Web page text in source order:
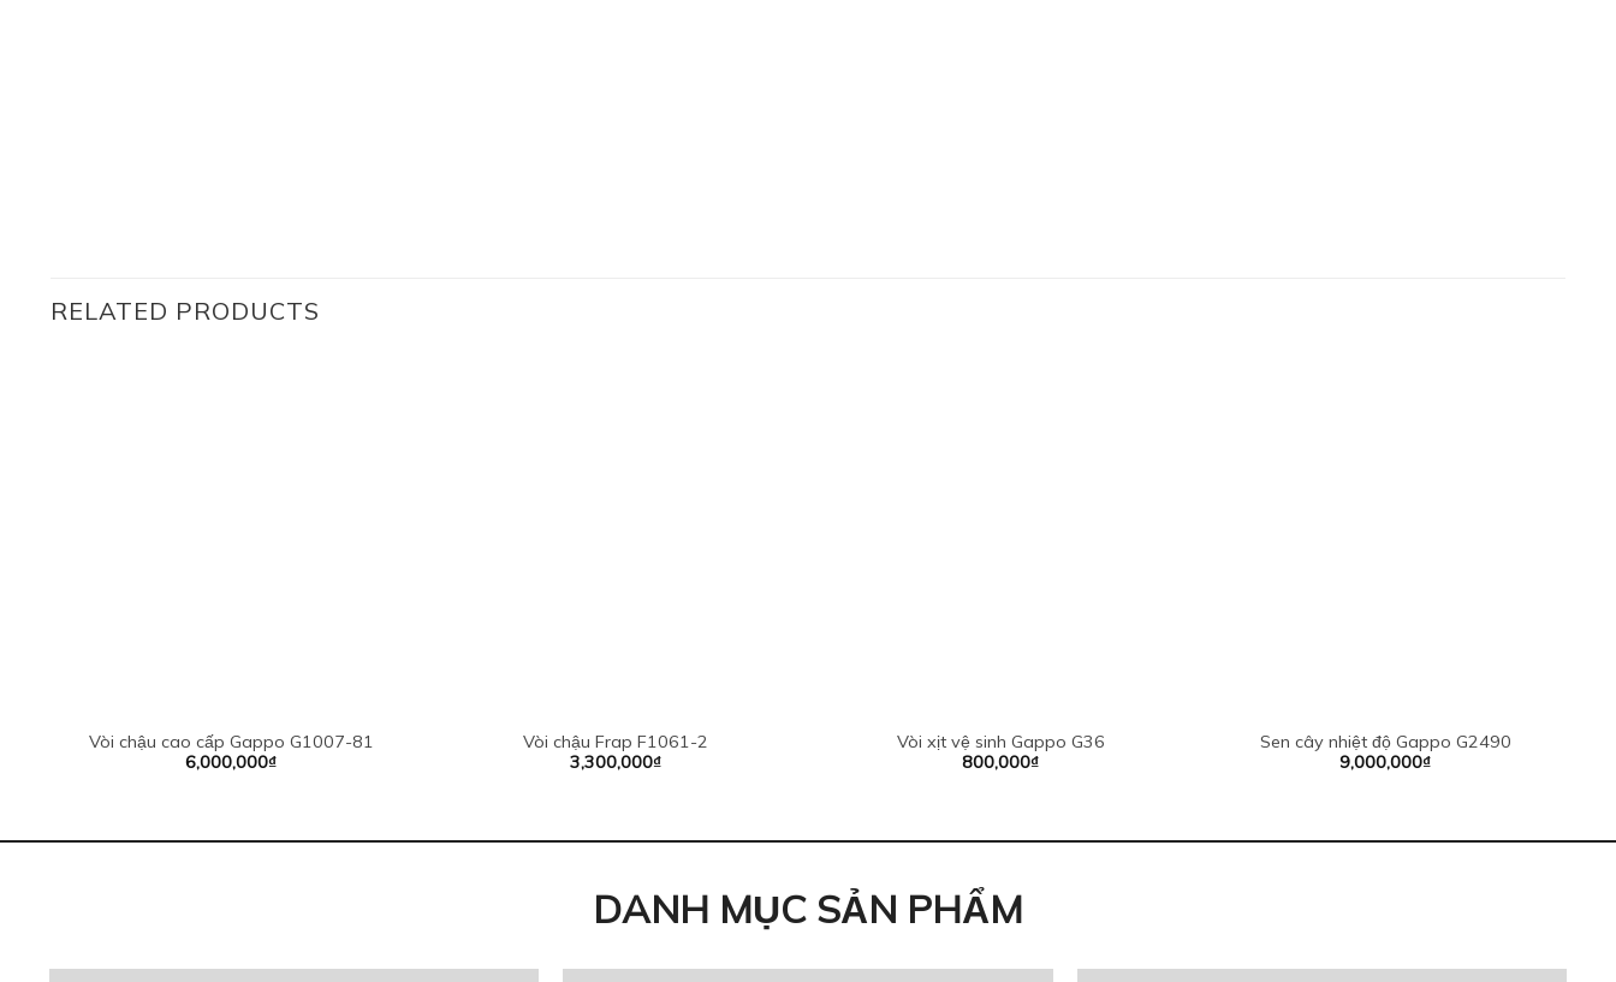
RELATED PRODUCTS
Vòi chậu cao cấp Gappo G1007-81
6,000,000₫
Vòi chậu Frap F1061-2
3,300,000₫
Vòi xịt vệ sinh Gappo G36
800,000₫
Sen cây nhiệt độ Gappo G2490
9,000,000₫
DANH MỤC SẢN PHẨM